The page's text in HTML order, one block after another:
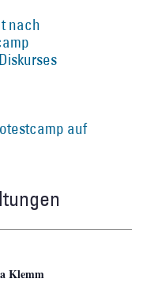
nach
auf
Klemm